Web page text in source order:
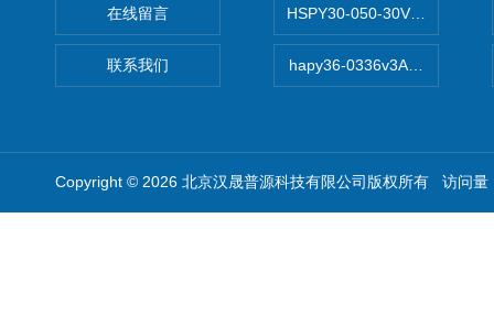
在线留言
联系我们
HSPY30-050-30V/-05A可调
hapy36-0336v3A高精度小型
Copyright © 2026 北京汉晟普源科技有限公司版权所有 访问量